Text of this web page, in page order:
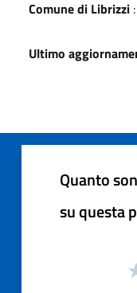
Comune di Librizzi :
Ultimo
Quanto
su questa